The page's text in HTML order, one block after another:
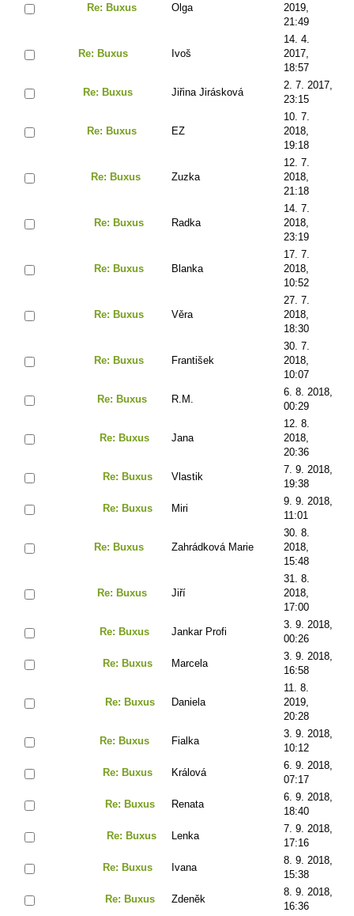
Re: Buxus Olga
2019,
21:49
Re: Buxus Ivoš
14. 4.
2017,
18:57
Re: Buxus Jiřina Jirásková
2. 7. 2017,
23:15
Re: Buxus EZ
10. 7.
2018,
19:18
Re: Buxus Zuzka
12. 7.
2018,
21:18
Re: Buxus Radka
14. 7.
2018,
23:19
Re: Buxus Blanka
17. 7.
2018,
10:52
Re: Buxus Věra
27. 7.
2018,
18:30
Re: Buxus František
30. 7.
2018,
10:07
Re: Buxus R.M.
6. 8. 2018,
00:29
Re: Buxus Jana
12. 8.
2018,
20:36
Re: Buxus Vlastik
7. 9. 2018,
19:38
Re: Buxus Miri
9. 9. 2018,
11:01
Re: Buxus Zahrádková Marie
30. 8.
2018,
15:48
Re: Buxus Jiří
31. 8.
2018,
17:00
Re: Buxus Jankar Profi
3. 9. 2018,
00:26
Re: Buxus Marcela
3. 9. 2018,
16:58
Re: Buxus Daniela
11. 8.
2019,
20:28
Re: Buxus Fialka
3. 9. 2018,
10:12
Re: Buxus Králová
6. 9. 2018,
07:17
Re: Buxus Renata
6. 9. 2018,
18:40
Re: Buxus Lenka
7. 9. 2018,
17:16
Re: Buxus Ivana
8. 9. 2018,
15:38
Re: Buxus Zdeněk
8. 9. 2018,
16:36